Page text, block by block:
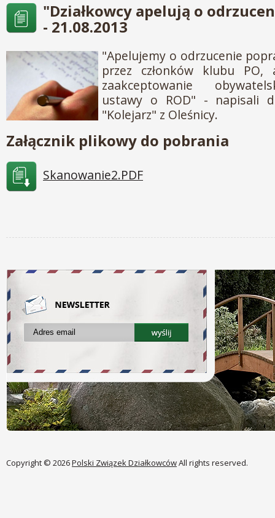
"Działkowcy apelują o
- 21.08.2013
"Apelujemy o odrzucenie
przez członków klubu PO,
zaakceptowanie
ustawy o ROD" - napisali
"Kolejarz" z Oleśnicy.
Załącznik plikowy do pobrania
Skanowanie2.PDF
Copyright © 2026Polski Związek DziałkowcówAll rights reserved.